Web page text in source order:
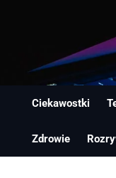
Ciekawostki
Zdrowie